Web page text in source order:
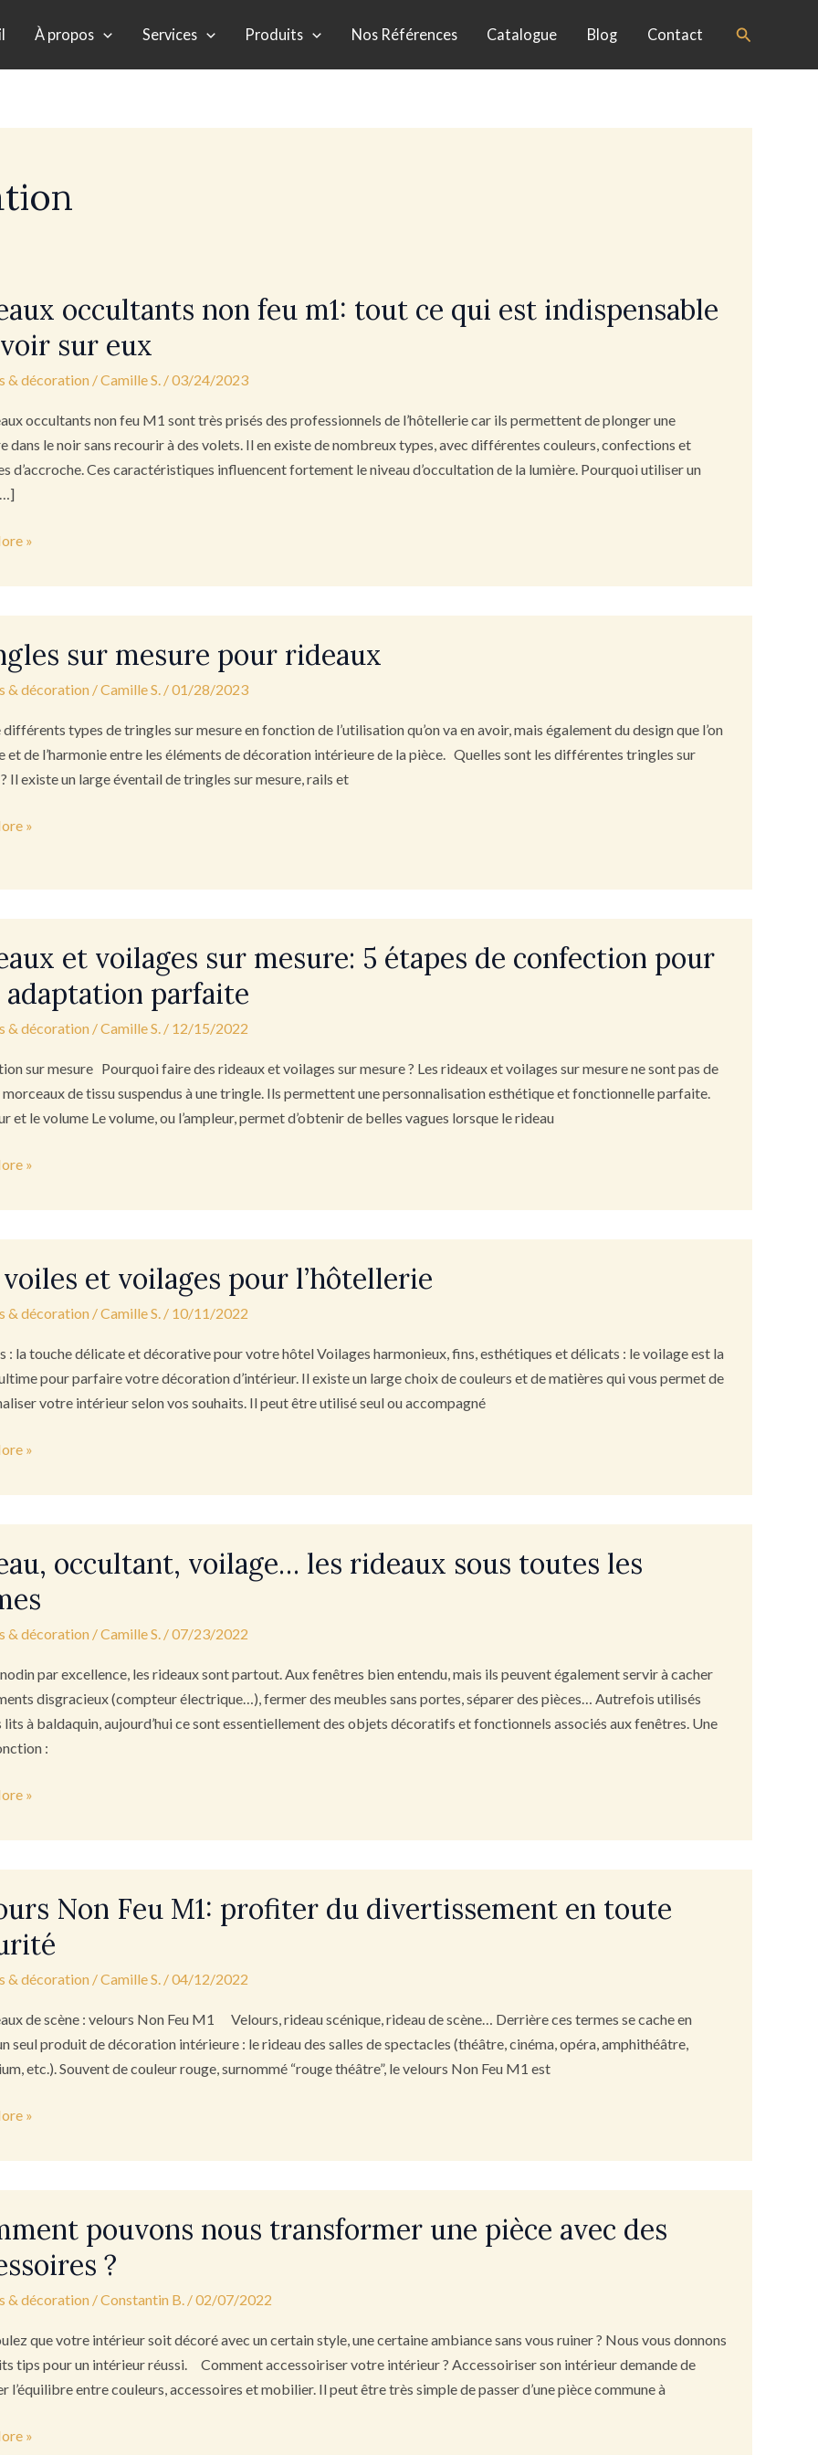
À propos Services Produits Nos Références Catalogue Blog Contact Search
occultants non feu m1: tout ce qui est indispensable
sur eux
& décoration /Camille S. /03/24/2023
occultants non feu M1 sont très prisés des professionnels de l’hôtellerie car ils permettent de plonger une
dans le noir sans recourir à des volets. Il en existe de nombreux types, avec différentes couleurs, confections et
d’accroche. Ces caractéristiques influencent fortement le niveau d’occultation de la lumière. Pourquoi utiliser un
»
sur mesure pour rideaux
& décoration /Camille S. /01/28/2023
types de tringles sur mesure en fonction de l’utilisation qu’on va en avoir, mais également du design que l’on
et de l’harmonie entre les éléments de décoration intérieure de la pièce. Quelles sont les différentes tringles sur
Il existe un large éventail de tringles sur mesure, rails et
»
et voilages sur mesure: 5 étapes de confection pour
adaptation parfaite
& décoration /Camille S. / 12/15/2022
sur mesure Pourquoi faire des rideaux et voilages sur mesure ? Les rideaux et voilages sur mesure ne sont pas de
de tissu suspendus à une tringle. Ils permettent une personnalisation esthétique et fonctionnelle parfaite.
et le volume Le volume, ou l’ampleur, permet d’obtenir de belles vagues lorsque le rideau
»
voiles et voilages pour l’hôtellerie
& décoration /Camille S. / 10/11/2022
: la touche délicate et décorative pour votre hôtel Voilages harmonieux, fins, esthétiques et délicats : le voilage est la
pour parfaire votre décoration d’intérieur. Il existe un large choix de couleurs et de matières qui vous permet de
votre intérieur selon vos souhaits. Il peut être utilisé seul ou accompagné
»
occultant, voilage… les rideaux sous toutes les
& décoration /Camille S. /07/23/2022
par excellence, les rideaux sont partout. Aux fenêtres bien entendu, mais ils peuvent également servir à cacher
disgracieux (compteur électrique…), fermer des meubles sans portes, séparer des pièces… Autrefois utilisés
lits à baldaquin, aujourd’hui ce sont essentiellement des objets décoratifs et fonctionnels associés aux fenêtres. Une
:
»
Non Feu M1: profiter du divertissement en toute
& décoration /Camille S. /04/12/2022
de scène : velours Non Feu M1 Velours, rideau scénique, rideau de scène… Derrière ces termes se cache en
seul produit de décoration intérieure : le rideau des salles de spectacles (théâtre, cinéma, opéra, amphithéâtre,
etc.). Souvent de couleur rouge, surnommé “rouge théâtre”, le velours Non Feu M1 est
»
pouvons nous transformer une pièce avec des
?
& décoration /Constantin B. /02/07/2022
que votre intérieur soit décoré avec un certain style, une certaine ambiance sans vous ruiner ? Nous vous donnons
tips pour un intérieur réussi. Comment accessoiriser votre intérieur ? Accessoiriser son intérieur demande de
l’équilibre entre couleurs, accessoires et mobilier. Il peut être très simple de passer d’une pièce commune à
»